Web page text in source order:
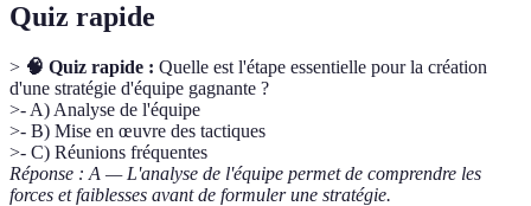
Quiz rapide
> 🧠 Quiz rapide : Quelle est l'étape essentielle pour la création
d'une stratégie d'équipe gagnante ?
>- A) Analyse de l'équipe
>- B) Mise en œuvre des tactiques
>- C) Réunions fréquentes
Réponse : A — L'analyse de l'équipe permet de comprendre les
forces et faiblesses avant de formuler une stratégie.